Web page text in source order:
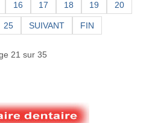
16 17 18 19 20
25 SUIVANT FIN
21 sur 35